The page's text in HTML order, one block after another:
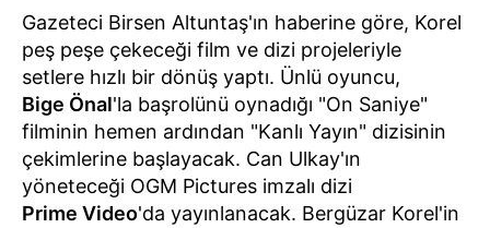
Gazeteci Birsen Altuntaş'ın haberine göre, Korel
peş peşe çekeceği film ve dizi projeleriyle
setlere hızlı bir dönüş yaptı. Ünlü oyuncu,
Bige Önal'la başrolünü oynadığı "On Saniye"
filminin hemen ardından "Kanlı Yayın" dizisinin
çekimlerine başlayacak. Can Ulkay'ın
yöneteceği OGM Pictures imzalı dizi
Prime Video'da yayınlanacak. Bergüzar Korel'in